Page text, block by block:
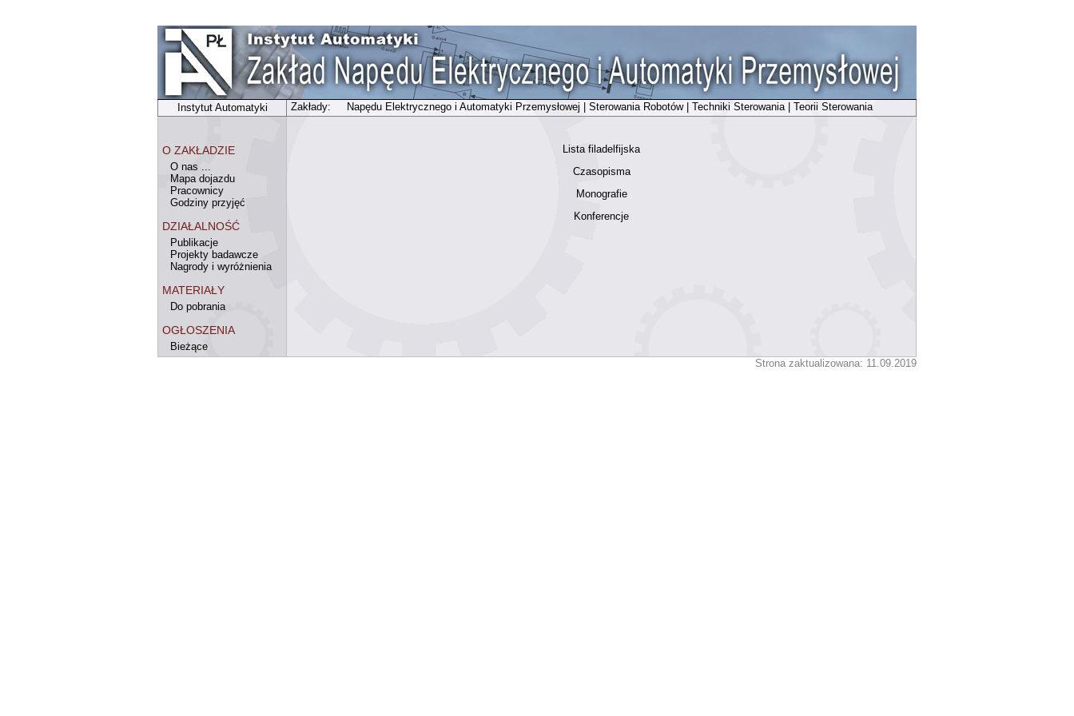
Instytut Automatyki Zakłady: Napędu Elektrycznego i Automatyki Przemysłowej Sterowania Robotów| Techniki Sterowania| Teorii Sterowania
O ZAKŁADZIE
O nas ...
Mapa dojazdu
Pracownicy
Godziny przyjęć
DZIAŁALNOŚĆ
Publikacje
Projekty badawcze
Nagrody i wyróżnienia
MATERIAŁY
Do pobrania
OGŁOSZENIA
Bieżące
Lista filadelfijska
Czasopisma
Monografie
Konferencje
Strona zaktualizowana: 11.09.2019